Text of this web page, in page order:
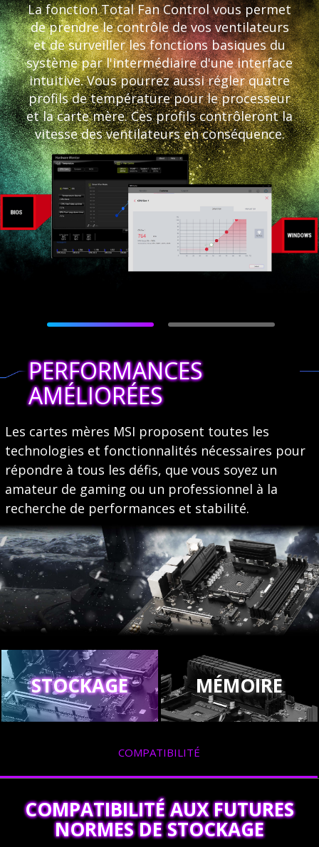
La fonction Total Fan Control vous permet
de prendre le contrôle de vos ventilateurs
et de surveiller les fonctions basiques du
système par l'intermédiaire d'une interface
intuitive. Vous pourrez aussi régler quatre
profils de température pour le processeur
et la carte mère. Ces profils contrôleront la
vitesse des ventilateurs en conséquence.
PERFORMANCES
AMÉLIORÉES
Les cartes mères MSI proposent toutes les
technologies et fonctionnalités nécessaires pour
répondre à tous les défis, que vous soyez un
amateur de gaming ou un professionnel à la
recherche de performances et stabilité.
STOCKAGE MÉMOIRE
COMPATIBILITÉ
COMPATIBILITÉ AUX FUTURES
NORMES DE STOCKAGE